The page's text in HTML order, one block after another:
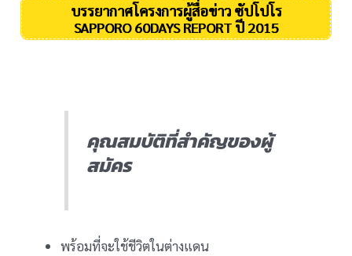
บรรยากาศโครงการผู้สื่อข่าว ซัปโปโร
SAPPORO 60DAYS REPORT ปี 2015
คุณสมบัติที่สำคัญของผู้
สมัคร
พร้อมที่จะใช้ชีวิตในต่างแดน